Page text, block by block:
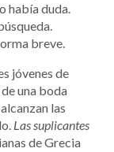
había duda.
breve.
jóvenes de
una boda
las
Las suplicantes
de Grecia